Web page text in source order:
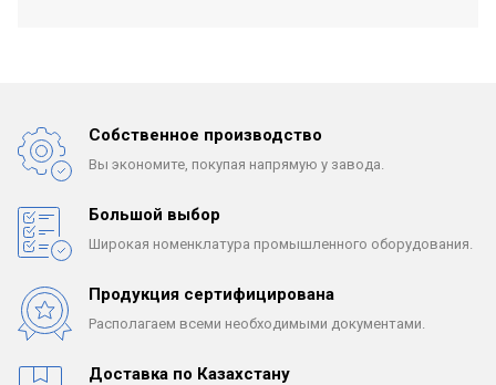
Собственное производство
Вы экономите, покупая напрямую у завода.
Большой выбор
Широкая номенклатура промышленного оборудования.
Продукция сертифицирована
Располагаем всеми необходимыми документами.
Доставка по Казахстану